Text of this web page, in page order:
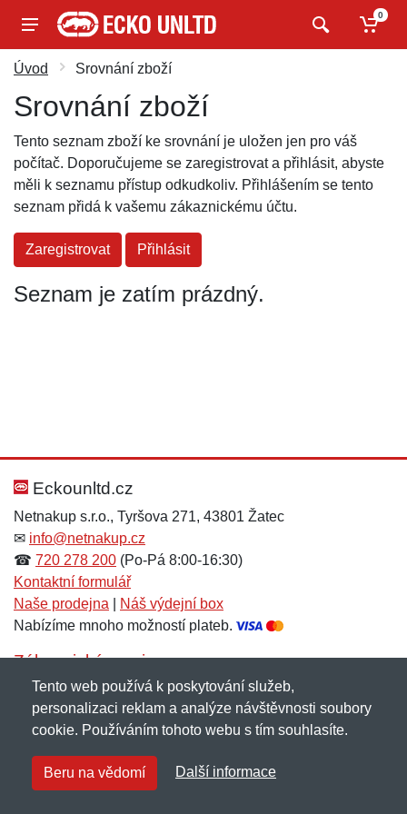
0
Úvod Srovnání zboží
Srovnání zboží
Tento seznam zboží ke srovnání je uložen jen pro váš
počítač. Doporučujeme se zaregistrovat a přihlásit, abyste
měli k seznamu přístup odkudkoliv. Přihlášením se tento
seznam přidá k vašemu zákaznickému účtu.
Zaregistrovat Přihlásit
Seznam je zatím prázdný.
Eckounltd.cz
Netnakup s.r.o., Tyršova 271, 43801 Žatec
✉ info@netnakup.cz
☎ 720 278 200 (Po-Pá 8:00-16:30)
Kontaktní formulář
Naše prodejna
Náš výdejní box
Nabízíme mnoho možností plateb.
Zákaznický servis
Novinky emailem
Copyright © 2007-2026 (19 let s vámi)Netnakup.cz
NetIQ. Všechna práva vyhrazena.
Tento web používá k poskytování služeb,
personalizaci reklam a analýze návštěvnosti soubory
cookie. Používáním tohoto webu s tím souhlasíte.
Beru na vědomí Další informace